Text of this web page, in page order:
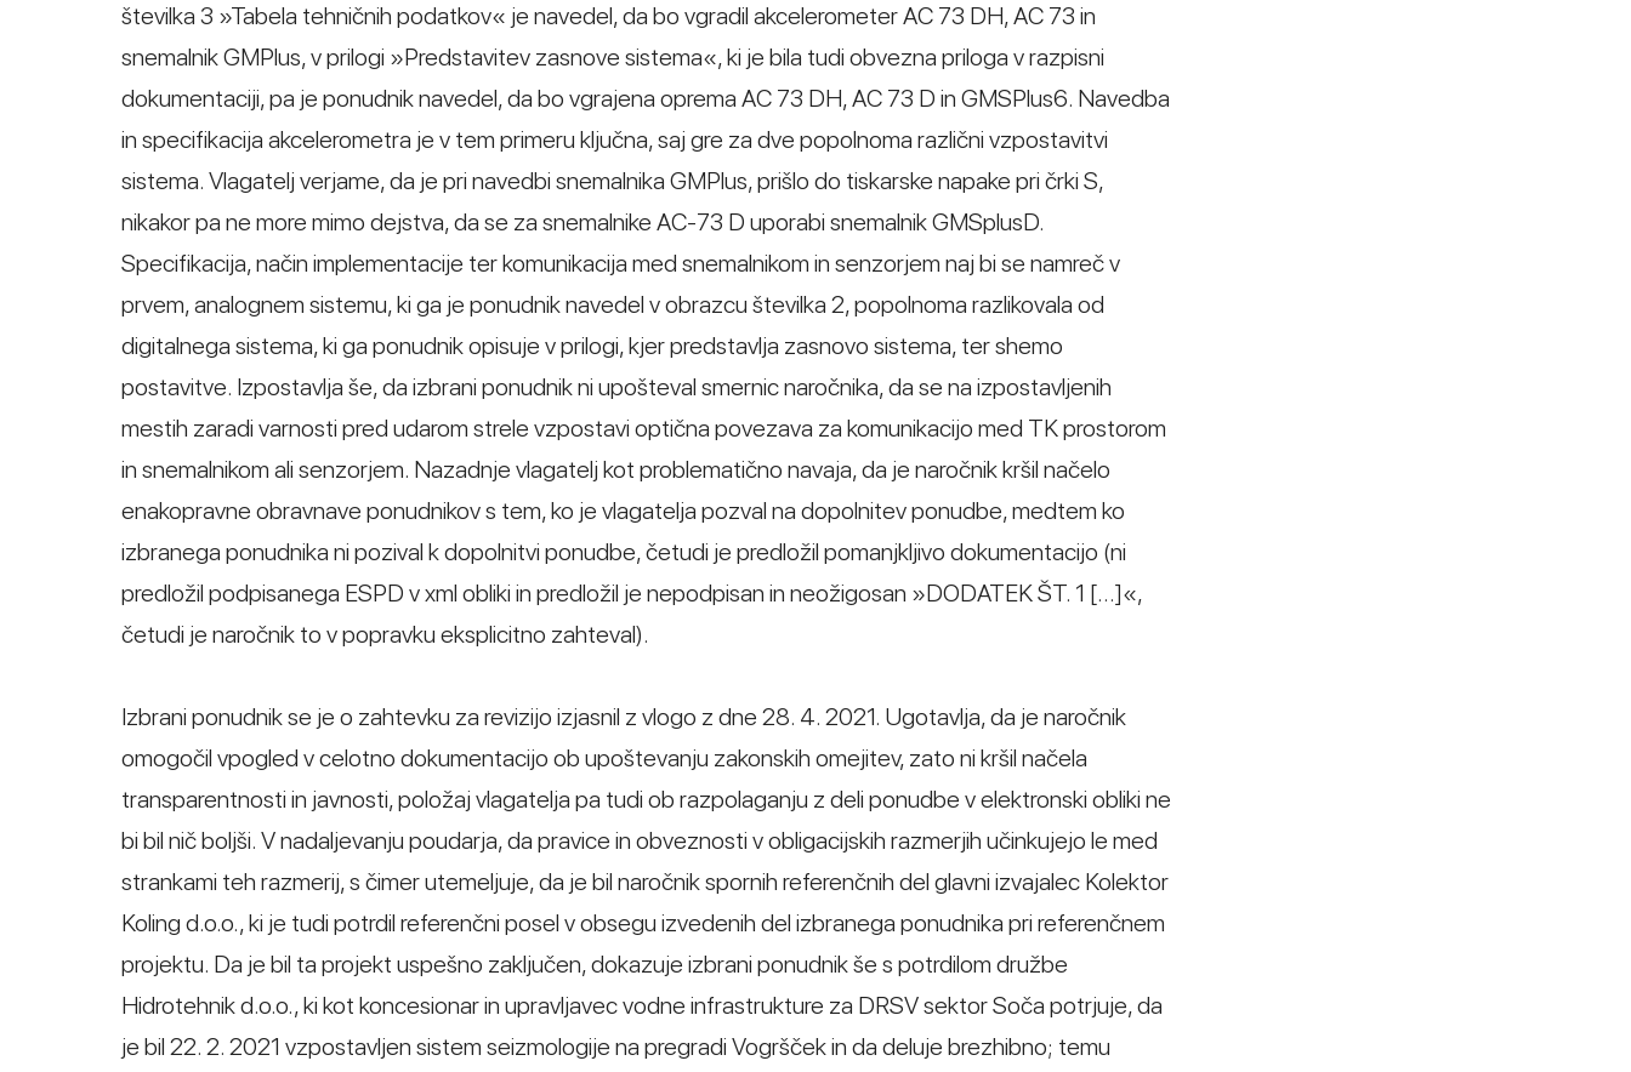
številka 3 »Tabela tehničnih podatkov« je navedel, da bo vgradil akcelerometer AC 73 DH, AC 73 in
snemalnik GMPlus, v prilogi »Predstavitev zasnove sistema«, ki je bila tudi obvezna priloga v razpisni
dokumentaciji, pa je ponudnik navedel, da bo vgrajena oprema AC 73 DH, AC 73 D in GMSPlus6. Navedba
in specifikacija akcelerometra je v tem primeru ključna, saj gre za dve popolnoma različni vzpostavitvi
sistema. Vlagatelj verjame, da je pri navedbi snemalnika GMPlus, prišlo do tiskarske napake pri črki S,
nikakor pa ne more mimo dejstva, da se za snemalnike AC-73 D uporabi snemalnik GMSplusD.
Specifikacija, način implementacije ter komunikacija med snemalnikom in senzorjem naj bi se namreč v
prvem, analognem sistemu, ki ga je ponudnik navedel v obrazcu številka 2, popolnoma razlikovala od
digitalnega sistema, ki ga ponudnik opisuje v prilogi, kjer predstavlja zasnovo sistema, ter shemo
postavitve. Izpostavlja še, da izbrani ponudnik ni upošteval smernic naročnika, da se na izpostavljenih
mestih zaradi varnosti pred udarom strele vzpostavi optična povezava za komunikacijo med TK prostorom
in snemalnikom ali senzorjem. Nazadnje vlagatelj kot problematično navaja, da je naročnik kršil načelo
enakopravne obravnave ponudnikov s tem, ko je vlagatelja pozval na dopolnitev ponudbe, medtem ko
izbranega ponudnika ni pozival k dopolnitvi ponudbe, četudi je predložil pomanjkljivo dokumentacijo (ni
predložil podpisanega ESPD v xml obliki in predložil je nepodpisan in neožigosan »DODATEK ŠT. 1 […]«,
četudi je naročnik to v popravku eksplicitno zahteval).
Izbrani ponudnik se je o zahtevku za revizijo izjasnil z vlogo z dne 28. 4. 2021. Ugotavlja, da je naročnik
omogočil vpogled v celotno dokumentacijo ob upoštevanju zakonskih omejitev, zato ni kršil načela
transparentnosti in javnosti, položaj vlagatelja pa tudi ob razpolaganju z deli ponudbe v elektronski obliki ne
bi bil nič boljši. V nadaljevanju poudarja, da pravice in obveznosti v obligacijskih razmerjih učinkujejo le med
strankami teh razmerij, s čimer utemeljuje, da je bil naročnik spornih referenčnih del glavni izvajalec Kolektor
Koling d.o.o., ki je tudi potrdil referenčni posel v obsegu izvedenih del izbranega ponudnika pri referenčnem
projektu. Da je bil ta projekt uspešno zaključen, dokazuje izbrani ponudnik še s potrdilom družbe
Hidrotehnik d.o.o., ki kot koncesionar in upravljavec vodne infrastrukture za DRSV sektor Soča potrjuje, da
je bil 22. 2. 2021 vzpostavljen sistem seizmologije na pregradi Vogršček in da deluje brezhibno; temu